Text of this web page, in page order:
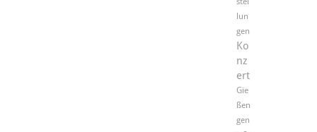
lun
gen
Ko
nz
ert
Gie
ßen
gen